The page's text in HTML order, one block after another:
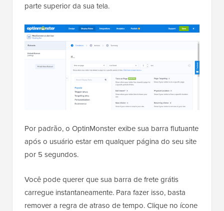
parte superior da sua tela.
Por padrão, o OptinMonster exibe sua barra flutuante
após o usuário estar em qualquer página do seu site
por 5 segundos.
Você pode querer que sua barra de frete grátis
carregue instantaneamente. Para fazer isso, basta
remover a regra de atraso de tempo. Clique no ícone